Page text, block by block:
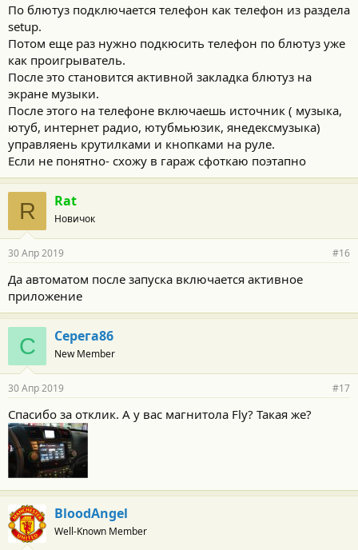
По блютуз подключается телефон как телефон из раздела
setup.
Потом еще раз нужно подкюсить телефон по блютуз уже
как проигрыватель.
После это становится активной закладка блютуз на
экране музыки.
После этого на телефоне включаешь источник ( музыка,
ютуб, интернет радио, ютубмьюзик, янедексмузыка)
управляень крутилками и кнопками на руле.
Если не понятно- схожу в гараж сфоткаю поэтапно
R Rat
Новичок
30 Апр 2019 #16
Да автоматом после запуска включается активное
приложение
С Серега86
New Member
30 Апр 2019 #17
Спасибо за отклик. А у вас магнитола Fly? Такая же?
BloodAngel
Well-Known Member